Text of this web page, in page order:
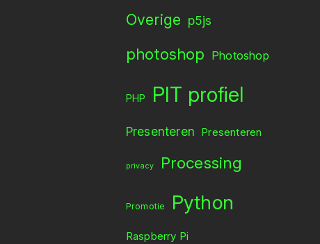
Overige p5js
photoshop Photoshop
PHP PIT profiel
Presenteren Presenteren
privacy Processing
Promotie Python
Raspberry Pi